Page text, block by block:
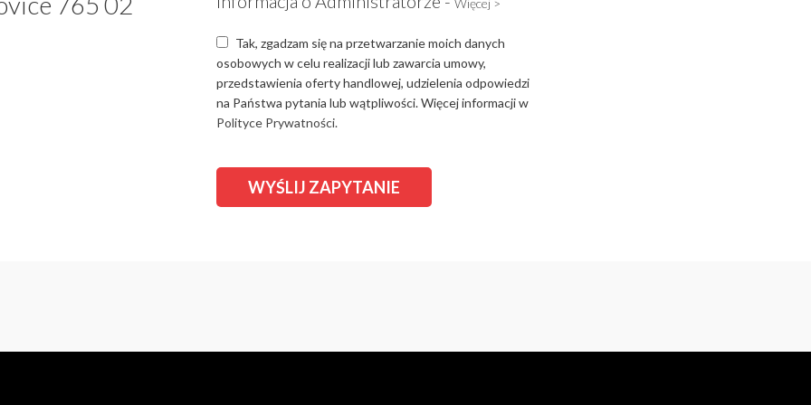
Więcej >
Tak, zgadzam się na przetwarzanie moich danych
osobowych w celu realizacji lub zawarcia umowy,
przedstawienia oferty handlowej, udzielenia odpowiedzi
na Państwa pytania lub wątpliwości. Więcej informacji w
Polityce Prywatności.